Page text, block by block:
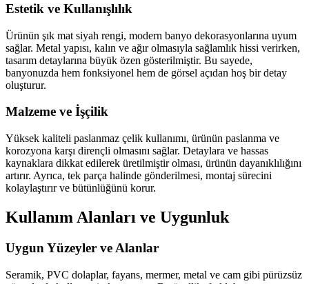
Estetik ve Kullanışlılık
Ürünün şık mat siyah rengi, modern banyo dekorasyonlarına uyum
sağlar. Metal yapısı, kalın ve ağır olmasıyla sağlamlık hissi verirken,
tasarım detaylarına büyük özen gösterilmiştir. Bu sayede,
banyonuzda hem fonksiyonel hem de görsel açıdan hoş bir detay
oluşturur.
Malzeme ve İşçilik
Yüksek kaliteli paslanmaz çelik kullanımı, ürünün paslanma ve
korozyona karşı dirençli olmasını sağlar. Detaylara ve hassas
kaynaklara dikkat edilerek üretilmiştir olması, ürünün dayanıklılığını
artırır. Ayrıca, tek parça halinde gönderilmesi, montaj sürecini
kolaylaştırır ve bütünlüğünü korur.
Kullanım Alanları ve Uygunluk
Uygun Yüzeyler ve Alanlar
Seramik, PVC dolaplar, fayans, mermer, metal ve cam gibi pürüzsüz